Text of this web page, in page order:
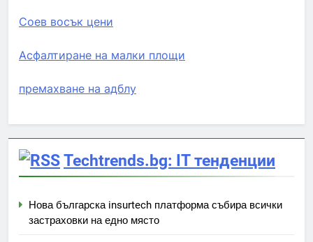
Соев восък цени
Асфалтиране на малки площи
премахване на адблу
Techtrends.bg: IT тенденции
Нова българска insurtech платформа събира всички
застраховки на едно място